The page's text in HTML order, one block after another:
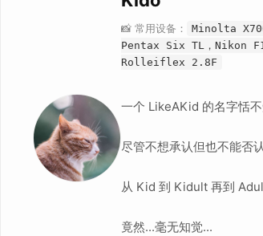
📸 常用设备：
Minolta
Pentax Six TL，Nikon
Rolleiflex 2.8F
一个 LikeAKid 的名字恬
尽管不想承认但也不能否
从 Kid 到 Kidult 再到
竟然...毫无知觉...